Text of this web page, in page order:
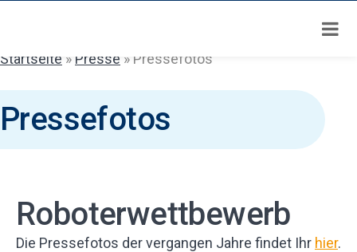
springen
Startseite » Presse » Pressefotos
Pressefotos
Roboterwettbewerb
Die Pressefotos der vergangen Jahre findet Ihr hier.